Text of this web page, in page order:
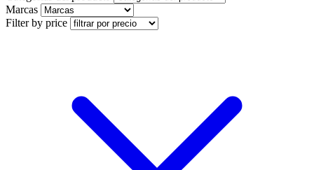
Marcas
Filter by price